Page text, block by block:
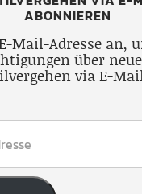
ABONNIEREN
Mail-Adresse an,
über
via E-